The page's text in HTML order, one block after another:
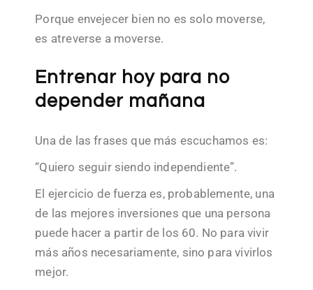
Porque envejecer bien no es solo moverse,
es atreverse a moverse.
Entrenar hoy para no
depender mañana
Una de las frases que más escuchamos es:
“Quiero seguir siendo independiente”.
El ejercicio de fuerza es, probablemente, una
de las mejores inversiones que una persona
puede hacer a partir de los 60. No para vivir
más años necesariamente, sino para vivirlos
mejor.